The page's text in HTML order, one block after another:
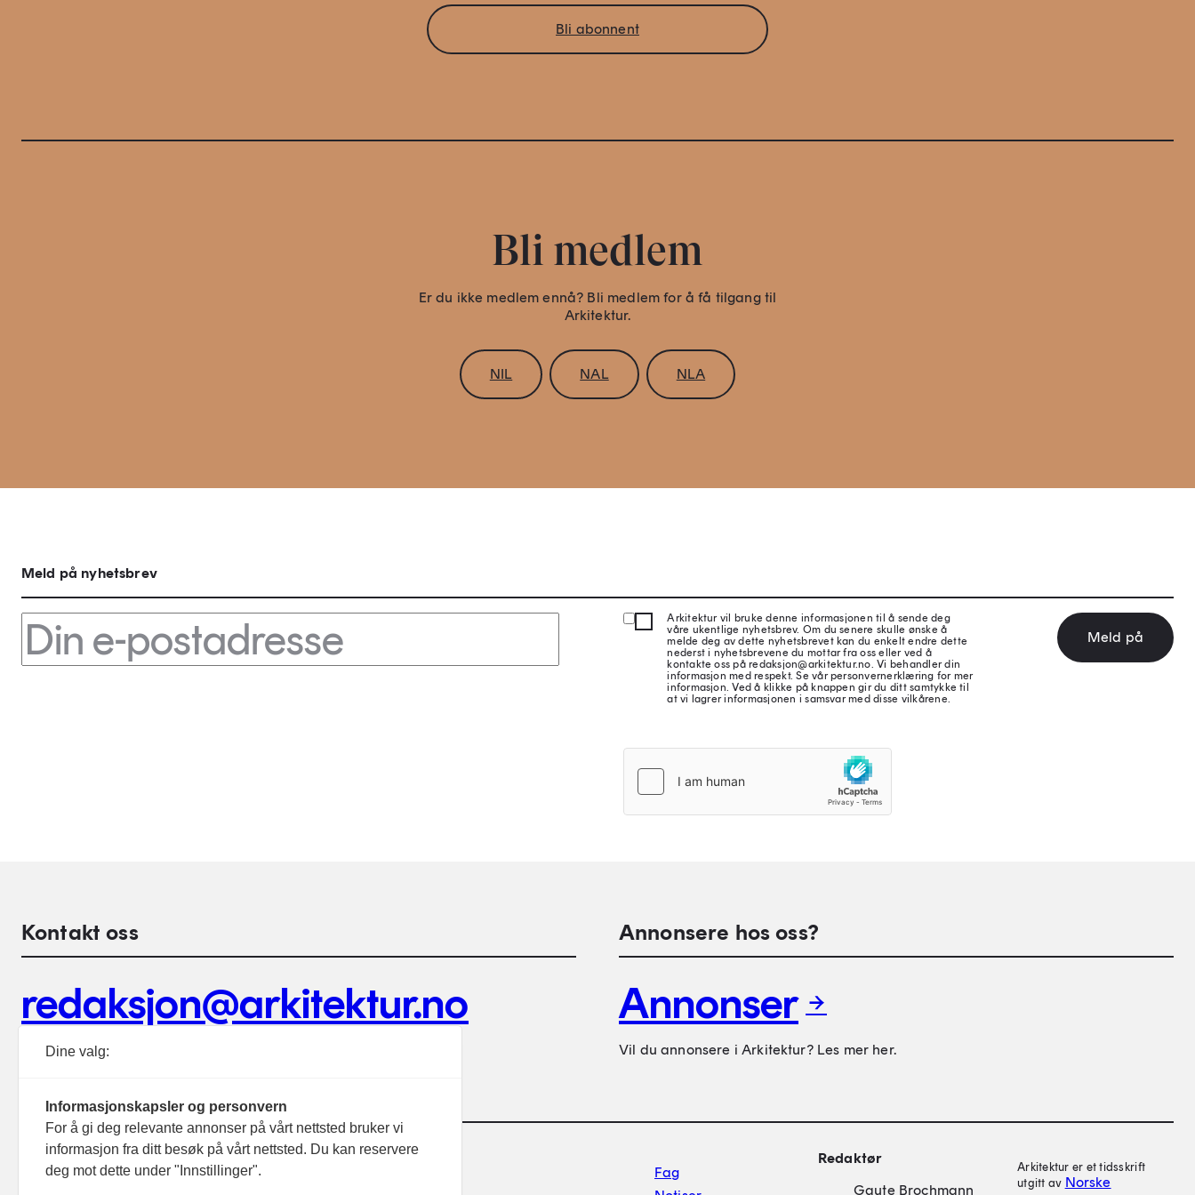
Bli abonnent
Bli medlem
Er du ikke medlem ennå? Bli medlem for å få tilgang til
Arkitektur.
NIL NAL NLA
Meld på nyhetsbrev
Arkitektur vil bruke denne informasjonen til å sende deg
våre ukentlige nyhetsbrev. Om du senere skulle ønske å
melde deg av dette nyhetsbrevet kan du enkelt endre dette
nederst i nyhetsbrevene du mottar fra oss eller ved å
kontakte oss på redaksjon@arkitektur.no. Vi behandler din
informasjon med respekt. Se vår personvernerklæring for mer
informasjon. Ved å klikke på knappen gir du ditt samtykke til
at vi lagrer informasjonen i samsvar med disse vilkårene.
Meld på
Kontakt oss
redaksjon@arkitektur.no
Debattinnlegg, tips og andre henvendelser.
Annonsere hos oss?
Annonser
Vil du annonsere i Arkitektur? Les mer her.
Footer hovednavigasjon
Aktuelt
Fag
Redaktør
Gaute Brochmann
Arkitektur er et tidsskrift
utgitt av Norske
Dine valg:
Informasjonskapsler og personvern
For å gi deg relevante annonser på vårt nettsted bruker vi
informasjon fra ditt besøk på vårt nettsted. Du kan reservere
deg mot dette under "Innstillinger".